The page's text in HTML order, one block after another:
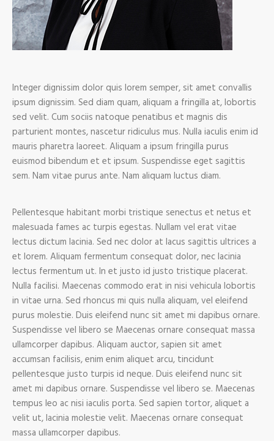
Integer dignissim dolor quis lorem semper, sit amet convallis
ipsum dignissim. Sed diam quam, aliquam a fringilla at, lobortis
sed velit. Cum sociis natoque penatibus et magnis dis
parturient montes, nascetur ridiculus mus. Nulla iaculis enim id
mauris pharetra laoreet. Aliquam a ipsum fringilla purus
euismod bibendum et et ipsum. Suspendisse eget sagittis
sem. Nam vitae purus ante. Nam aliquam luctus diam.
Pellentesque habitant morbi tristique senectus et netus et
malesuada fames ac turpis egestas. Nullam vel erat vitae
lectus dictum lacinia. Sed nec dolor at lacus sagittis ultrices a
et lorem. Aliquam fermentum consequat dolor, nec lacinia
lectus fermentum ut. In et justo id justo tristique placerat.
Nulla facilisi. Maecenas commodo erat in nisi vehicula lobortis
in vitae urna. Sed rhoncus mi quis nulla aliquam, vel eleifend
purus molestie. Duis eleifend nunc sit amet mi dapibus ornare.
Suspendisse vel libero se Maecenas ornare consequat massa
ullamcorper dapibus. Aliquam auctor, sapien sit amet
accumsan facilisis, enim enim aliquet arcu, tincidunt
pellentesque justo turpis id neque. Duis eleifend nunc sit
amet mi dapibus ornare. Suspendisse vel libero se. Maecenas
tempus leo ac nisi iaculis porta. Sed sapien tortor, aliquet a
velit ut, lacinia molestie velit. Maecenas ornare consequat
massa ullamcorper dapibus.